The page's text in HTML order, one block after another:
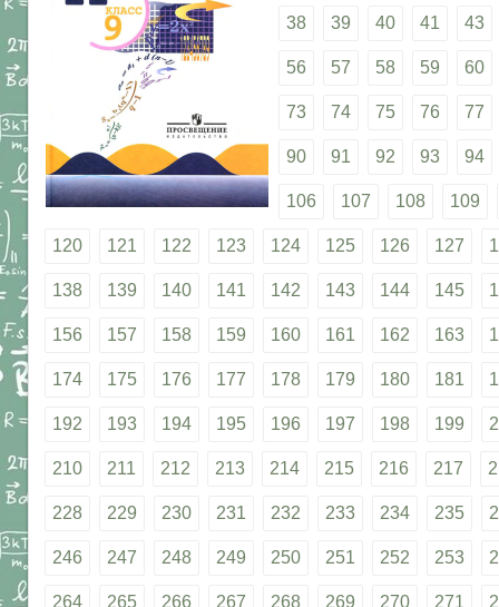
38 39 40 41 43
56 57 58 59 60
73 74 75 76 77
90 91 92 93 94
106 107 108 109
120 121 122 123 124 125 126 127
138 139 140 141 142 143 144 145
156 157 158 159 160 161 162 163
174 175 176 177 178 179 180 181
192 193 194 195 196 197 198 199
210 211 212 213 214 215 216 217
228 229 230 231 232 233 234 235
246 247 248 249 250 251 252 253
264 265 266 267 268 269 270 271